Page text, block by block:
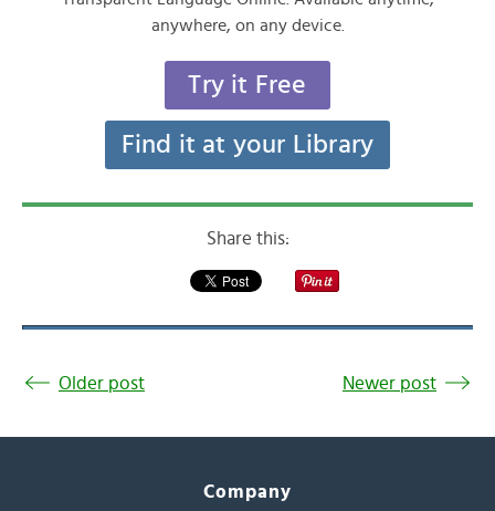
anywhere, on any device.
Try it Free
Find it at your Library
Share this:
Older post Newer post
Company